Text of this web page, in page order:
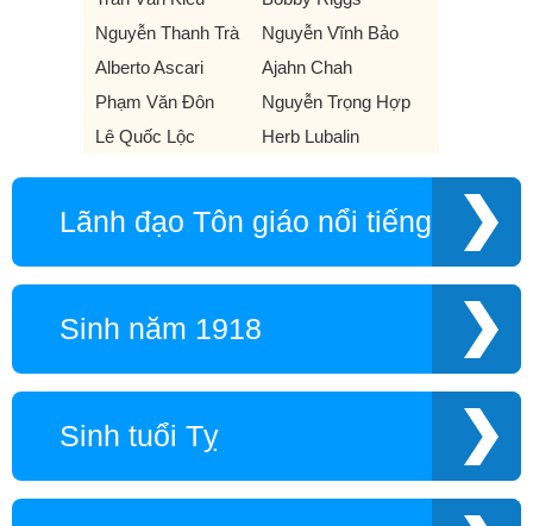
Nguyễn Thanh Trà
Nguyễn Vĩnh Bảo
Alberto Ascari
Ajahn Chah
Phạm Văn Đôn
Nguyễn Trọng Hợp
Lê Quốc Lộc
Herb Lubalin
Lãnh đạo Tôn giáo nổi tiếng
Sinh năm 1918
Sinh tuổi Tỵ